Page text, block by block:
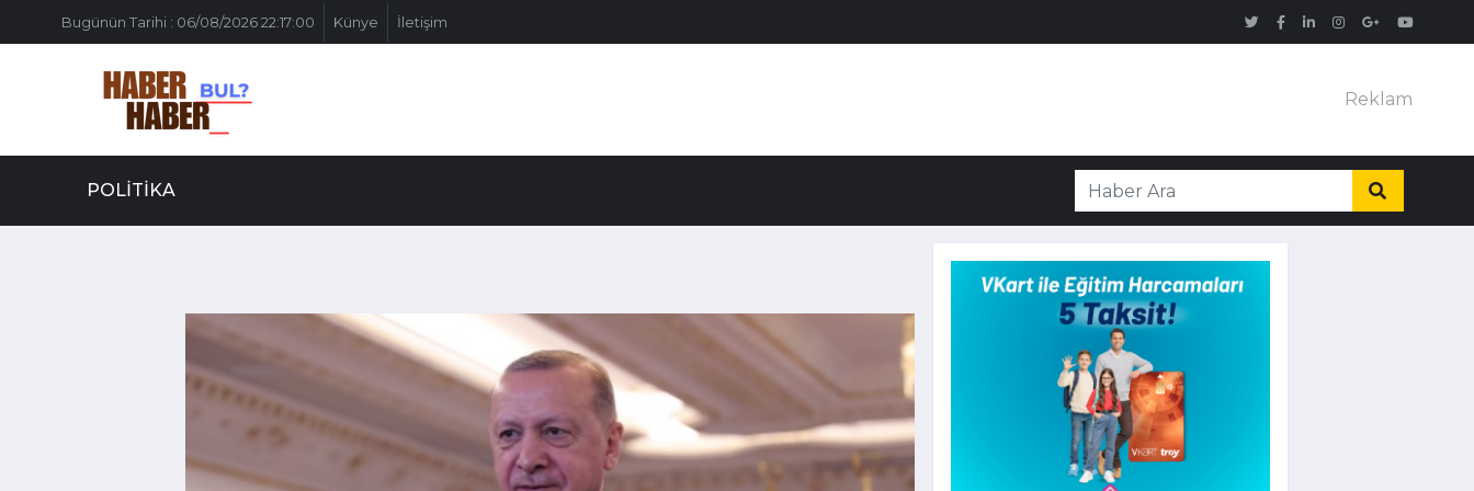
Bugünün Tarihi : 06/08/2026 22:17:00 Künye İletişim
Reklam
POLITIKA